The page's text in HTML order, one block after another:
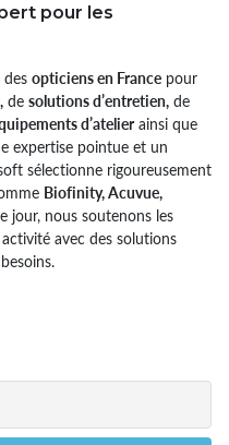
pour les
opticiens en France pour
de solutions d’entretien, de
d’atelierainsi que
expertise pointue et un
sélectionne rigoureusement
Biofinity, Acuvue,
jour, nous soutenons les
avec des solutions